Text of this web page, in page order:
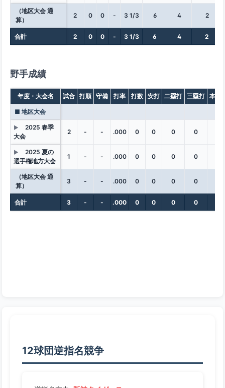
（地区大会 通
算）
2 0 0 - 3 1/3 6 4 2
合計 2 0 0 - 3 1/3 6 4 2
野手成績
年度・大会名 試合 打順 守備 打率 打数 安打 二塁打 三塁打 本塁
■ 地区大会
▶
2025 春季
大会
2 - - .000 0 0 0 0
▶
2025 夏の
選手権地方大会
1 - - .000 0 0 0 0
（地区大会 通
算）
3 - - .000 0 0 0 0
合計 3 - - .000 0 0 0 0
12球団逆指名競争